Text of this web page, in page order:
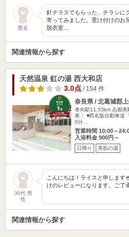
匿名
針テラスでもらった、チラシに
寄ってみました。受け付けのお
脱衣室…
関連情報から探す
天然温泉 虹の湯 西大和店
3.0点/ 154 件
奈良県 / 北葛城郡
巻向駅11.53km 志都美
車： ◾️西名阪自動車道
0分…
営業時間 10:00～
入浴料金 900円～
日帰り 美肌の湯
30代 男
性
こんにちは！ライスと申します
けのレビューになります。ご了
関連情報から探す